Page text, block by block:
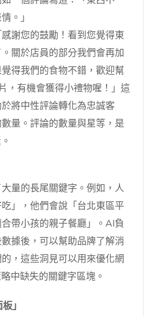
。」
謝您的鼓勵！看到您覺得東
關於店員的部分我們會再加
得我們的食物不錯，歡迎幫
，有機會獲得小禮物喔！」這
將中性評論轉化為忠誠客
量。評論的數量與星等，是
量的長尾關鍵字。例如，人
」，他們會說「台北東區平
帶小孩的親子餐廳」。AI負
據後，可以幫助品牌了解消
，這些洞見可以用來優化網
中缺失的關鍵字區塊。
」